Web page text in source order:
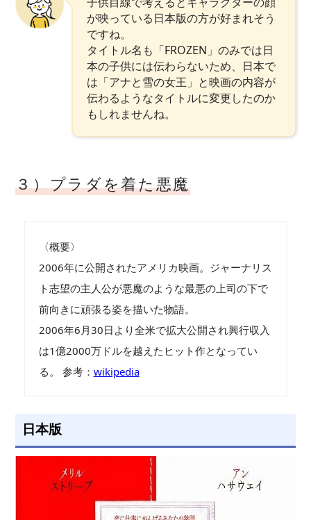
が映っている日本版の方が好まれそう
ですね。
タイトル名も「FROZEN」のみでは日
本の子供には伝わらないため、日本で
は「アナと雪の女王」と映画の内容が
伝わるようなタイトルに変更したのか
もしれませんね。
３）プラダを着た悪魔
〈概要〉
2006年に公開されたアメリカ映画。ジャーナリス
ト志望の主人公が悪魔のような最悪の上司の下で
前向きに頑張る姿を描いた物語。
2006年6月30日より全米で拡大公開され興行収入
は1億2000万ドルを越えたヒット作となってい
る。 参考： wikipedia
日本版